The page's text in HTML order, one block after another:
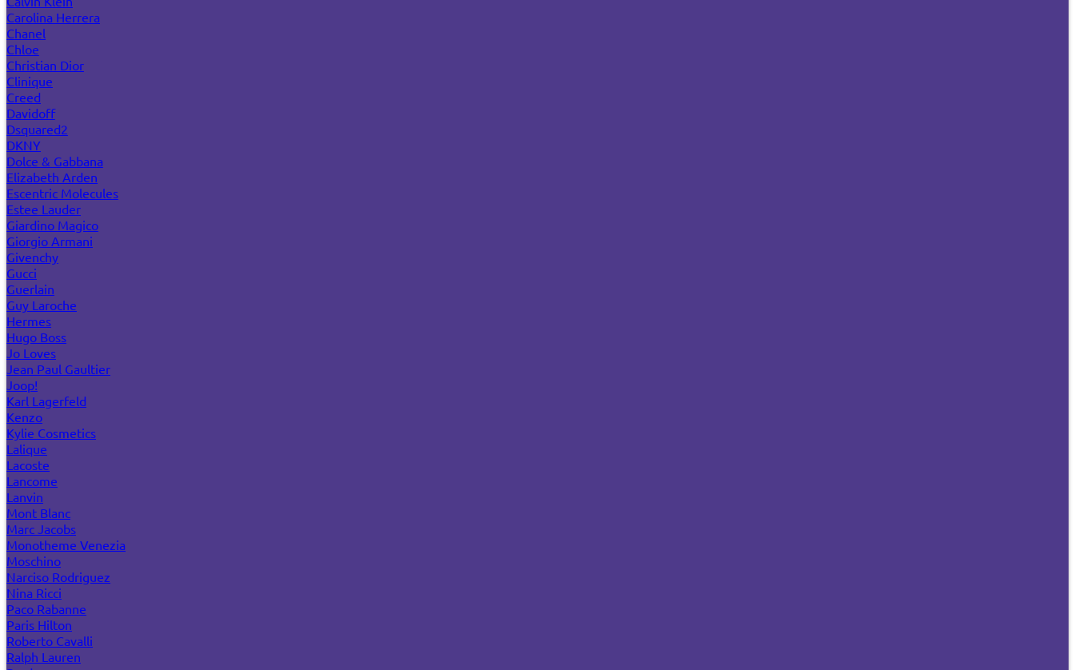
Carolina Herrera
Chanel
Chloe
Christian Dior
Clinique
Creed
Davidoff
Dsquared2
DKNY
Dolce & Gabbana
Elizabeth Arden
Escentric Molecules
Estee Lauder
Giardino Magico
Giorgio Armani
Givenchy
Gucci
Guerlain
Guy Laroche
Hermes
Hugo Boss
Jo Loves
Jean Paul Gaultier
Joop!
Karl Lagerfeld
Kenzo
Kylie Cosmetics
Lalique
Lacoste
Lancome
Lanvin
Mont Blanc
Marc Jacobs
Monotheme Venezia
Moschino
Narciso Rodriguez
Nina Ricci
Paco Rabanne
Paris Hilton
Roberto Cavalli
Ralph Lauren